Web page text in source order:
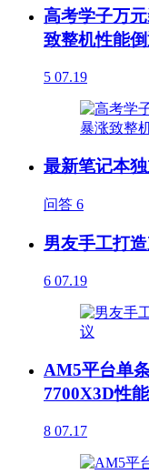
高考学子万
致整机性能
5 07.19
最新笔记本
问答 6
男友手工打
6 07.19
AM5平台单
7700X3D性
8 07.17